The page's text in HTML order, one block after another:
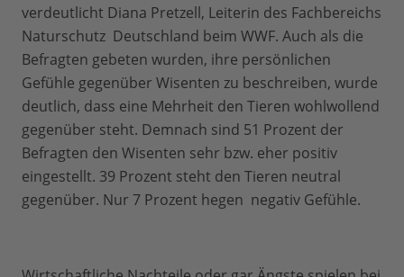
verdeutlicht Diana Pretzell, Leiterin des Fachbereichs
Naturschutz Deutschland beim WWF. Auch als die
Befragten gebeten wurden, ihre persönlichen
Gefühle gegenüber Wisenten zu beschreiben, wurde
deutlich, dass eine Mehrheit den Tieren wohlwollend
gegenüber steht. Demnach sind 51 Prozent der
Befragten den Wisenten sehr bzw. eher positiv
eingestellt. 39 Prozent steht den Tieren neutral
gegenüber. Nur 7 Prozent hegen negativ Gefühle.